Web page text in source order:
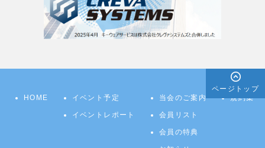
HOME イベント予定
イベントレポート
当会のご案内
会員リスト
会員の特典
規約集
ページトップ